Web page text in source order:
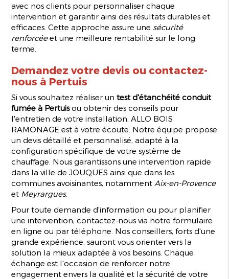
avec nos clients pour personnaliser chaque
intervention et garantir ainsi des résultats durables et
efficaces. Cette approche assure une sécurité
renforcéeet une meilleure rentabilité sur le long
terme.
Demandez votre devis ou contactez-
nous à Pertuis
Si vous souhaitez réaliser untest d'étanchéité conduit
fumée à Pertuisou obtenir des conseils pour
l'entretien de votre installation, ALLO BOIS
RAMONAGE est à votre écoute. Notre équipe propose
un devis détaillé et personnalisé, adapté à la
configuration spécifique de votre système de
chauffage. Nous garantissons une intervention rapide
dans la ville de JOUQUES ainsi que dans les
communes avoisinantes, notamment Aix-en-Provence
et Meyrargues.
Pour toute demande d'information ou pour planifier
une intervention, contactez-nous via notre formulaire
en ligne ou par téléphone. Nos conseillers, forts d'une
grande expérience, sauront vous orienter vers la
solution la mieux adaptée à vos besoins. Chaque
échange est l'occasion de renforcer notre
engagement envers la qualité et la sécurité de votre